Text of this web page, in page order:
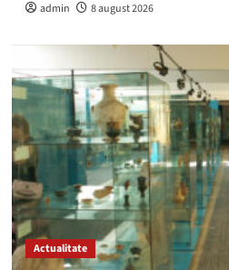
admin 8 august 2026
Actualitate